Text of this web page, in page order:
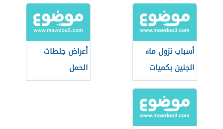
أسباب نزول ماء
الجنين بكميات
قليلة
أعراض جلطات
الحمل